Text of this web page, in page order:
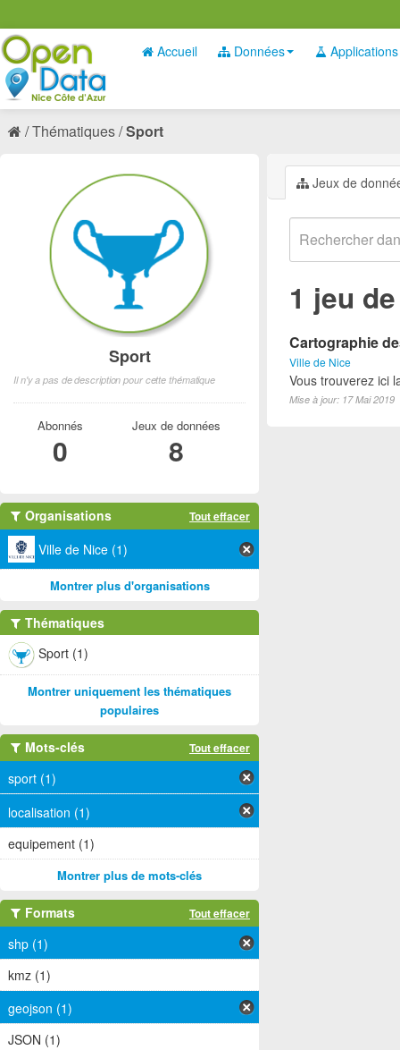
Accueil Données Applications
Thématiques Sport
Jeux de
1 jeu
Cartographie
Ville de Nice
Vous trouverez ici
Mise à jour: 17 Mai 2019
Sport
Il n'y a pas de description pour cette thématique
Abonnés
0
Jeux de données
8
Organisations Tout effacer
Ville de Nice (1)
Montrer plus d'organisations
Thématiques
Sport (1)
Montrer uniquement les thématiques
populaires
Mots-clés Tout effacer
sport (1)
localisation (1)
equipement (1)
Montrer plus de mots-clés
Formats Tout effacer
shp (1)
kmz (1)
geojson (1)
JSON (1)